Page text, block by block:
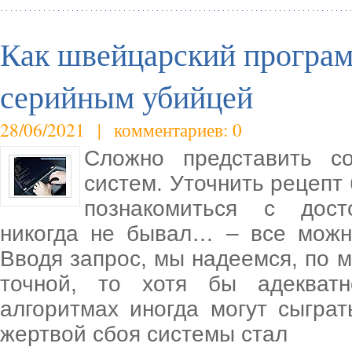
Как швейцарский
серийным убийцей
28/06/2021 | комментариев: 0
Сложно представить
систем. Уточнить
познакомиться с
никогда не бывал… – все
Вводя запрос, мы надеемся, по
точной, то хотя бы
алгоритмах иногда могут
жертвой сбоя системы стал